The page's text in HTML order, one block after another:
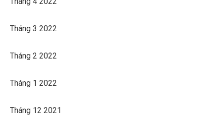
Tháng 3 2022
Tháng 2 2022
Tháng 1 2022
Tháng 12 2021